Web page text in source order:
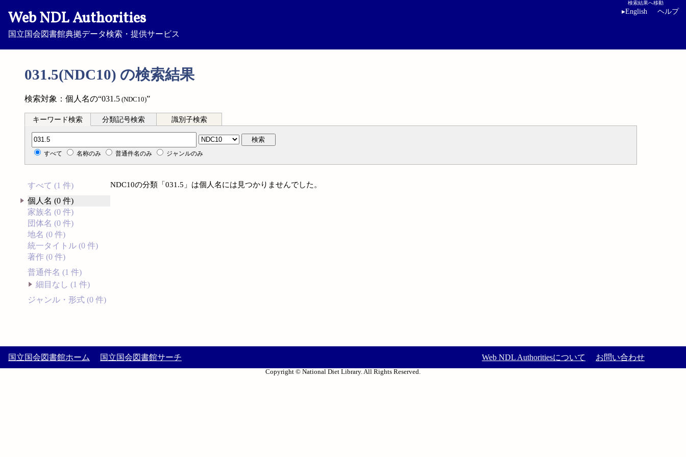
Web NDL Authorities
国立国会図書館典拠データ検索・提供サービス
検索結果へ移動
▸English ヘルプ
031.5(NDC10) の検索結果
検索対象：個人名の“031.5 (NDC10)”
キーワード検索 分類記号検索 識別子検索
分類記号検索 検索
すべて 名称のみ 普通件名のみ ジャンルのみ
すべて (1 件)
個人名 (0 件)
家族名 (0 件)
団体名 (0 件)
地名 (0 件)
統一タイトル (0 件)
著作 (0 件)
普通件名 (1 件)
細目なし (1 件)
ジャンル・形式 (0 件)
NDC10の分類「031.5」は個人名には見つかりませんでした。
国立国会図書館ホーム 国立国会図書館サーチ Web NDL Authoritiesについて お問い合わせ
Copyright © National Diet Library. All Rights Reserved.